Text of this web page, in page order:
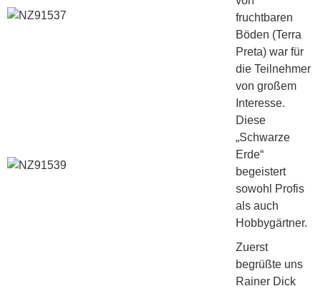
fruchtbaren
Böden (Terra
Preta) war für
die Teilnehmer
von großem
Interesse.
Diese
„Schwarze
Erde“
begeistert
sowohl Profis
als auch
Hobbygärtner.
Zuerst
begrüßte uns
Rainer Dick